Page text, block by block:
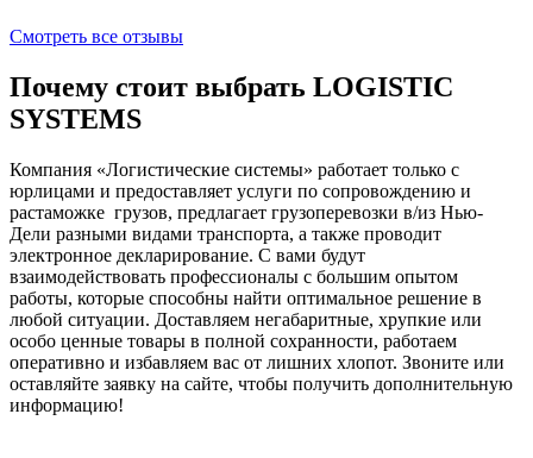
Смотреть все отзывы
Почему стоит выбрать LOGISTIC
SYSTEMS
Компания «Логистические системы» работает только с
юрлицами и предоставляет услуги по сопровождению и
растаможке грузов, предлагает грузоперевозки в/из Нью-
Дели разными видами транспорта, а также проводит
электронное декларирование. С вами будут
взаимодействовать профессионалы с большим опытом
работы, которые способны найти оптимальное решение в
любой ситуации. Доставляем негабаритные, хрупкие или
особо ценные товары в полной сохранности, работаем
оперативно и избавляем вас от лишних хлопот. Звоните или
оставляйте заявку на сайте, чтобы получить дополнительную
информацию!